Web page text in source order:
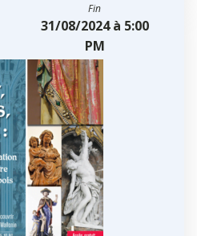
Fin
31/08/2024 à 5:00
PM